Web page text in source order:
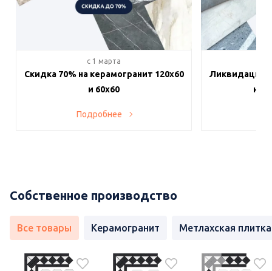
c 1 марта
Скидка 70% на керамогранит 120х60
и 60х60
Подробнее
Ликвидация
на
Собственное производство
Все товары Керамогранит Метлахская плитка